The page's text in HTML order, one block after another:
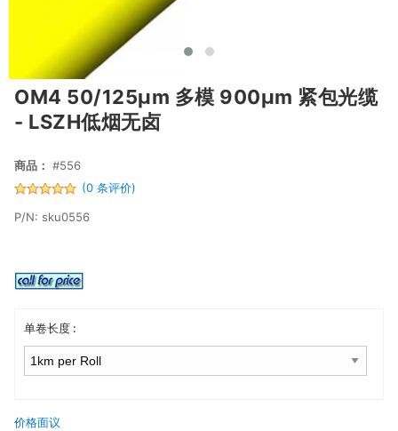
OM4 50/125μm 多模 900μm 紧包光缆
- LSZH低烟无卤
商品： #556
(0 条评价)
P/N: sku0556
单卷长度 :
价格面议